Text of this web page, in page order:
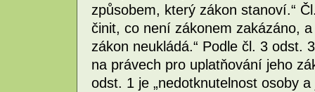
způsobem, který zákon stanoví.“
činit, co není zákonem zakázáno,
zákon neukládá.“ Podle čl. 3 odst.
na právech pro uplatňování jeho
odst. 1 je „nedotknutelnost osoby